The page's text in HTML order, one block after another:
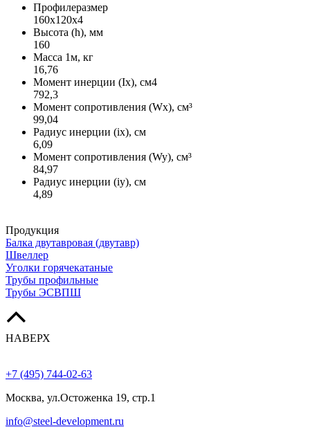
Профилеразмер
160x120x4
Высота (h), мм
160
Масса 1м, кг
16,76
Момент инерции (Ix), см4
792,3
Момент сопротивления (Wx), см³
99,04
Радиус инерции (ix), см
6,09
Момент сопротивления (Wy), см³
84,97
Радиус инерции (iy), см
4,89
Продукция
Балка двутавровая (двутавр)
Швеллер
Уголки горячекатаные
Трубы профильные
Трубы ЭСВПШ
НАВЕРХ
+7 (495) 744-02-63
Москва, ул.Остоженка 19, стр.1
info@steel-development.ru